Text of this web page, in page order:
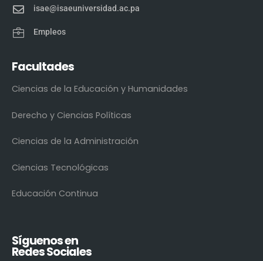
isae@isaeuniversidad.ac.pa
Empleos
Facultades
Ciencias de la Educación y Humanidades
Derecho y Ciencias Políticas
Ciencias de la Administración
Ciencias Tecnológicas
Educación Continua
Síguenos en
Redes Sociales